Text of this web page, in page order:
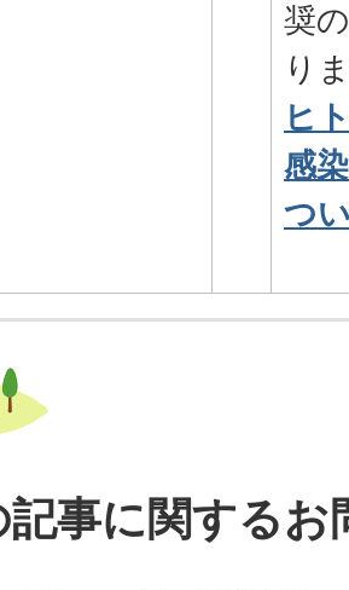
奨
り
ヒ
感
つ
記事に関するお